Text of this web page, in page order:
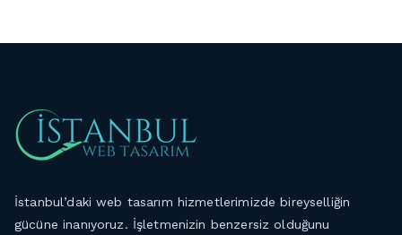
İstanbul’daki web tasarım hizmetlerimizde bireyselliğin
gücüne inanıyoruz. İşletmenizin benzersiz olduğunu